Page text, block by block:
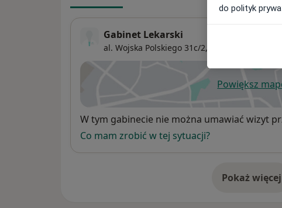
Gabinet Lekarski
al. Wojska Polskiego 31c/2,
Powiększ
Dostępność
W tym gabinecie nie można umawiać wizyt
Co mam zrobić w tej sytuacji?
Pokaż więcej
o
do polityk